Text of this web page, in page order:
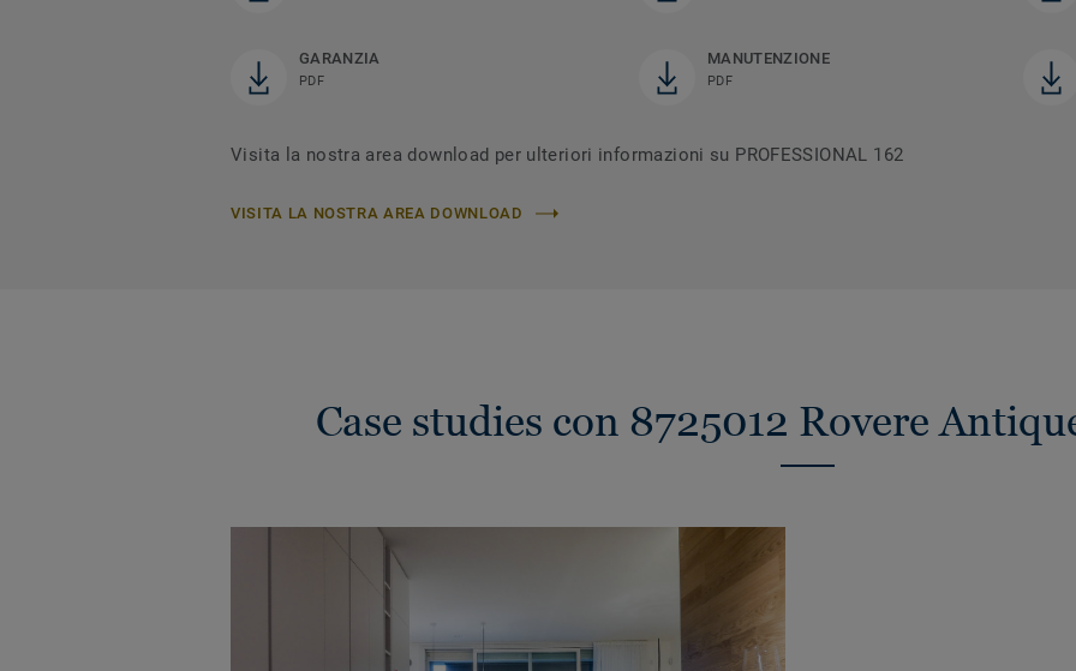
GARANZIA
PDF
MANUTENZIONE
PDF
Visita la nostra area download per ulteriori informazioni su PROFESSIONAL 162
VISITA LA NOSTRA AREA DOWNLOAD
Case studies con 8725012 Rovere